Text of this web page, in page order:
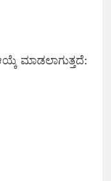
ಮಾಡಲಾಗುತ್ತದೆ: